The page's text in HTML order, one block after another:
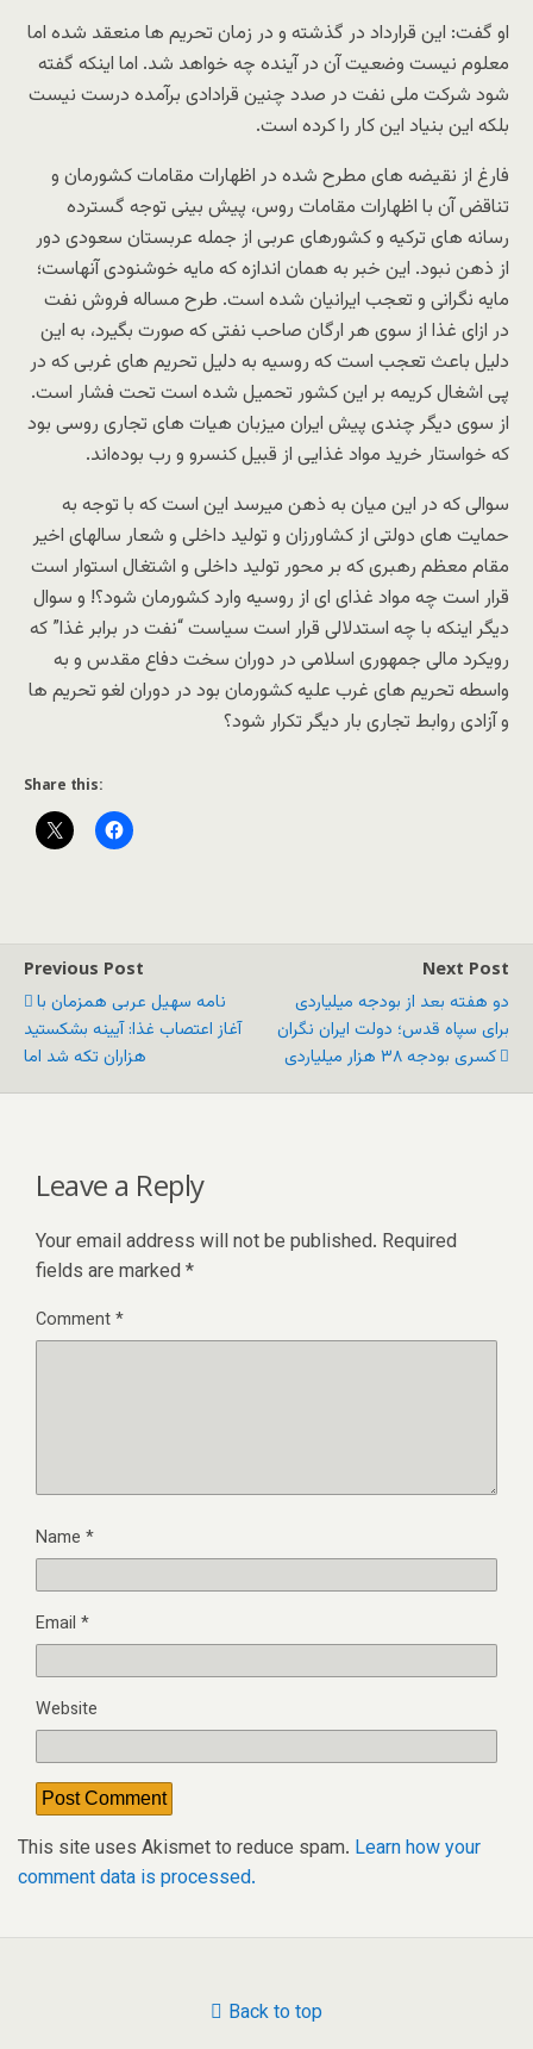
او گفت: این قرارداد در گذشته و در زمان تحریم ها منعقد شده اما
معلوم نیست وضعیت آن در آینده چه خواهد شد. اما اینکه گفته
شود شرکت ملی نفت در صدد چنین قرادادی برآمده درست نیست
بلکه این بنیاد این کار را کرده است.
فارغ از نقیضه های مطرح شده در اظهارات مقامات کشورمان و
تناقض آن با اظهارات مقامات روس، پیش بینی توجه گسترده
رسانه های ترکیه و کشورهای عربی از جمله عربستان سعودی دور
از ذهن نبود. این خبر به همان اندازه که مایه خوشنودی آنهاست؛
مایه نگرانی و تعجب ایرانیان شده است. طرح مساله فروش نفت
در ازای غذا از سوی هر ارگان صاحب نفتی که صورت بگیرد، به این
دلیل باعث تعجب است که روسیه به دلیل تحریم های غربی که در
پی اشغال کریمه بر این کشور تحمیل شده است تحت فشار است.
از سوی دیگر چندی پیش ایران میزبان هیات های تجاری روسی بود
که خواستار خرید مواد غذایی از قبیل کنسرو و رب بوده‌اند.
سوالی که در این میان به ذهن میرسد این است که با توجه به
حمایت های دولتی از کشاورزان و تولید داخلی و شعار سالهای اخیر
مقام معظم رهبری که بر محور تولید داخلی و اشتغال استوار است
قرار است چه مواد غذای ای از روسیه وارد کشورمان شود؟! و سوال
دیگر اینکه با چه استدلالی قرار است سیاست “نفت در برابر غذا” که
رویکرد مالی جمهوری اسلامی در دوران سخت دفاع مقدس و به
واسطه تحریم های غرب علیه کشورمان بود در دوران لغو تحریم ها
و آزادی روابط تجاری بار دیگر تکرار شود؟
Share this:
Previous Post
نامه سهیل عربی همزمان با
آغاز اعتصاب غذا: آیینه بشکستید
هزاران تکه شد اما
Next Post
دو هفته بعد از بودجه میلیاردی
برای سپاه قدس؛ دولت ایران نگران
کسری بودجه ۳۸ هزار میلیاردی
Leave a Reply
Your email address will not be published. Required
fields are marked *
Comment*
Name *
Email *
Website
This site uses Akismet to reduce spam. Learn how your
comment data is processed.
Back to top